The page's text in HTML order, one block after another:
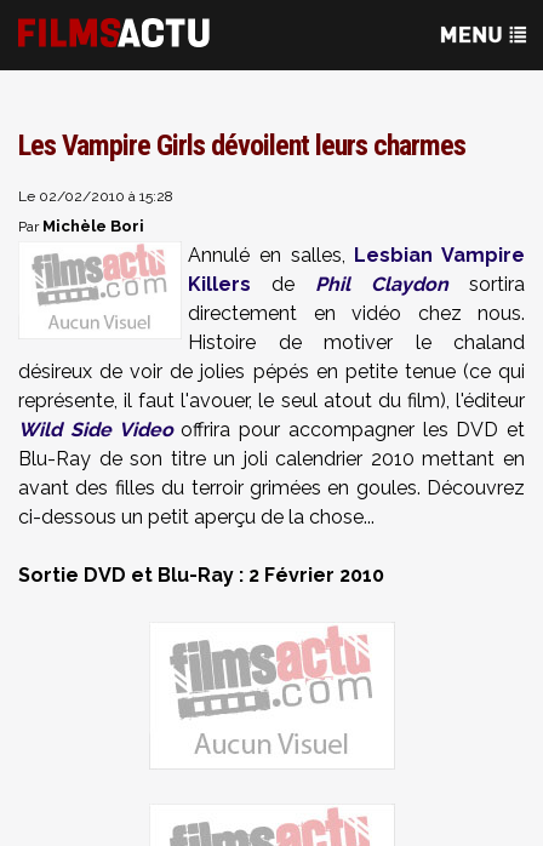
Les Vampire Girls dévoilent leurs charmes
Le 02/02/2010 à 15:28
Par Michèle Bori
Annulé en salles, Lesbian Vampire
Killers de Phil Claydonsortira
directement en vidéo chez nous.
Histoire de motiver le chaland
désireux de voir de jolies pépés en petite tenue (ce qui
représente, il faut l'avouer, le seul atout du film), l'éditeur
Wild Side Videooffrira pour accompagner les DVD et
Blu-Ray de son titre un joli calendrier 2010 mettant en
avant des filles du terroir grimées en goules. Découvrez
ci-dessous un petit aperçu de la chose...
Sortie DVD et Blu-Ray : 2 Février 2010